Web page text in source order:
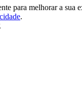
para melhorar a
.